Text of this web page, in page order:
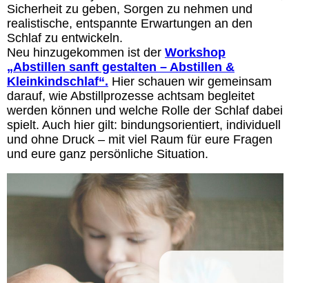
Sicherheit zu geben, Sorgen zu nehmen und
realistische, entspannte Erwartungen an den
Schlaf zu entwickeln.
Neu hinzugekommen ist der Workshop
„Abstillen sanft gestalten – Abstillen &
Kleinkindschlaf“. Hier schauen wir gemeinsam
darauf, wie Abstillprozesse achtsam begleitet
werden können und welche Rolle der Schlaf dabei
spielt. Auch hier gilt: bindungsorientiert, individuell
und ohne Druck – mit viel Raum für eure Fragen
und eure ganz persönliche Situation.